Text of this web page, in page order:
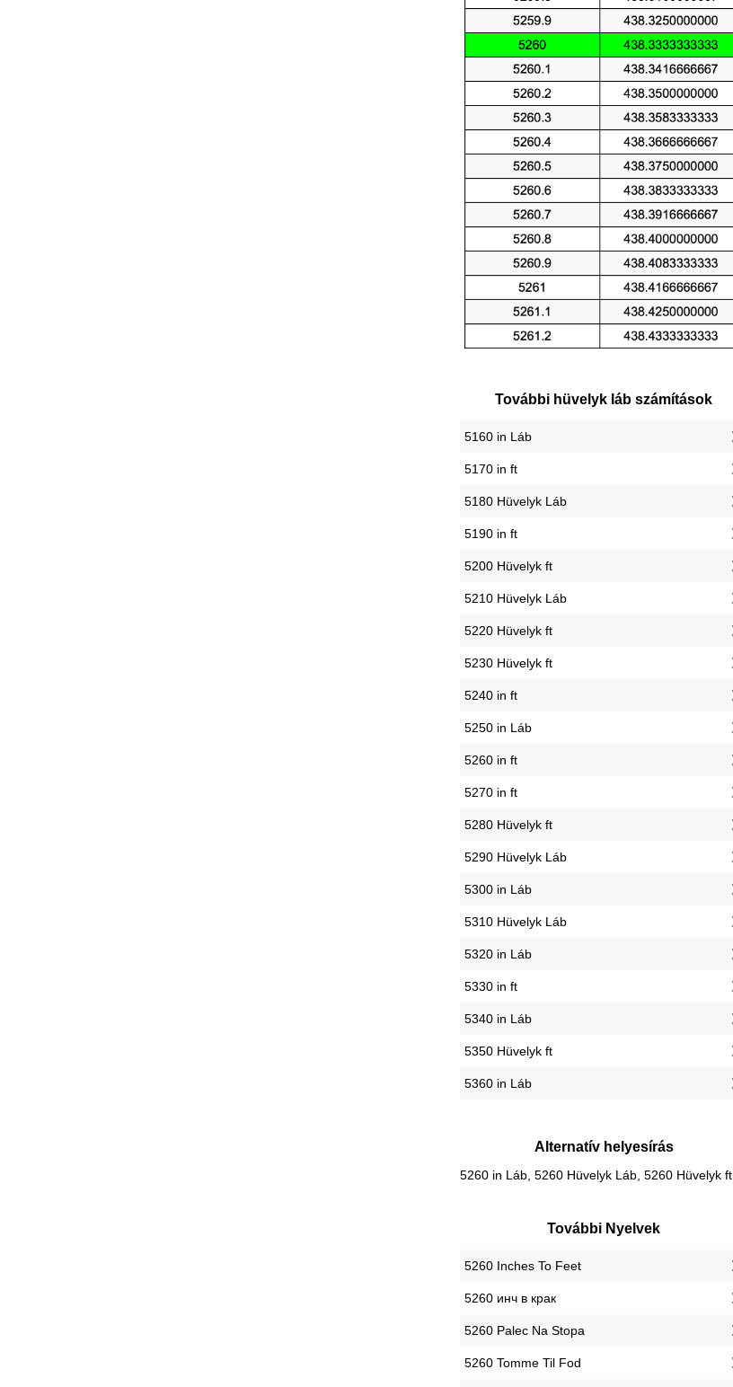
További hüvelyk láb számítások
5160 in Láb
5170 in ft
5180 Hüvelyk Láb
5190 in ft
5200 Hüvelyk ft
5210 Hüvelyk Láb
5220 Hüvelyk ft
5230 Hüvelyk ft
5240 in ft
5250 in Láb
5260 in ft
5270 in ft
5280 Hüvelyk ft
5290 Hüvelyk Láb
5300 in Láb
5310 Hüvelyk Láb
5320 in Láb
5330 in ft
5340 in Láb
5350 Hüvelyk ft
5360 in Láb
Alternatív helyesírás
5260 in Láb, 5260 Hüvelyk Láb, 5260 Hüvelyk ft
További Nyelvek
‎5260 Inches To Feet
‎5260 инч в крак
‎5260 Palec Na Stopa
‎5260 Tomme Til Fod